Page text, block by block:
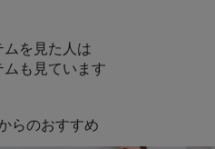
ムを見た人は
ムも見ています
らのおすすめ